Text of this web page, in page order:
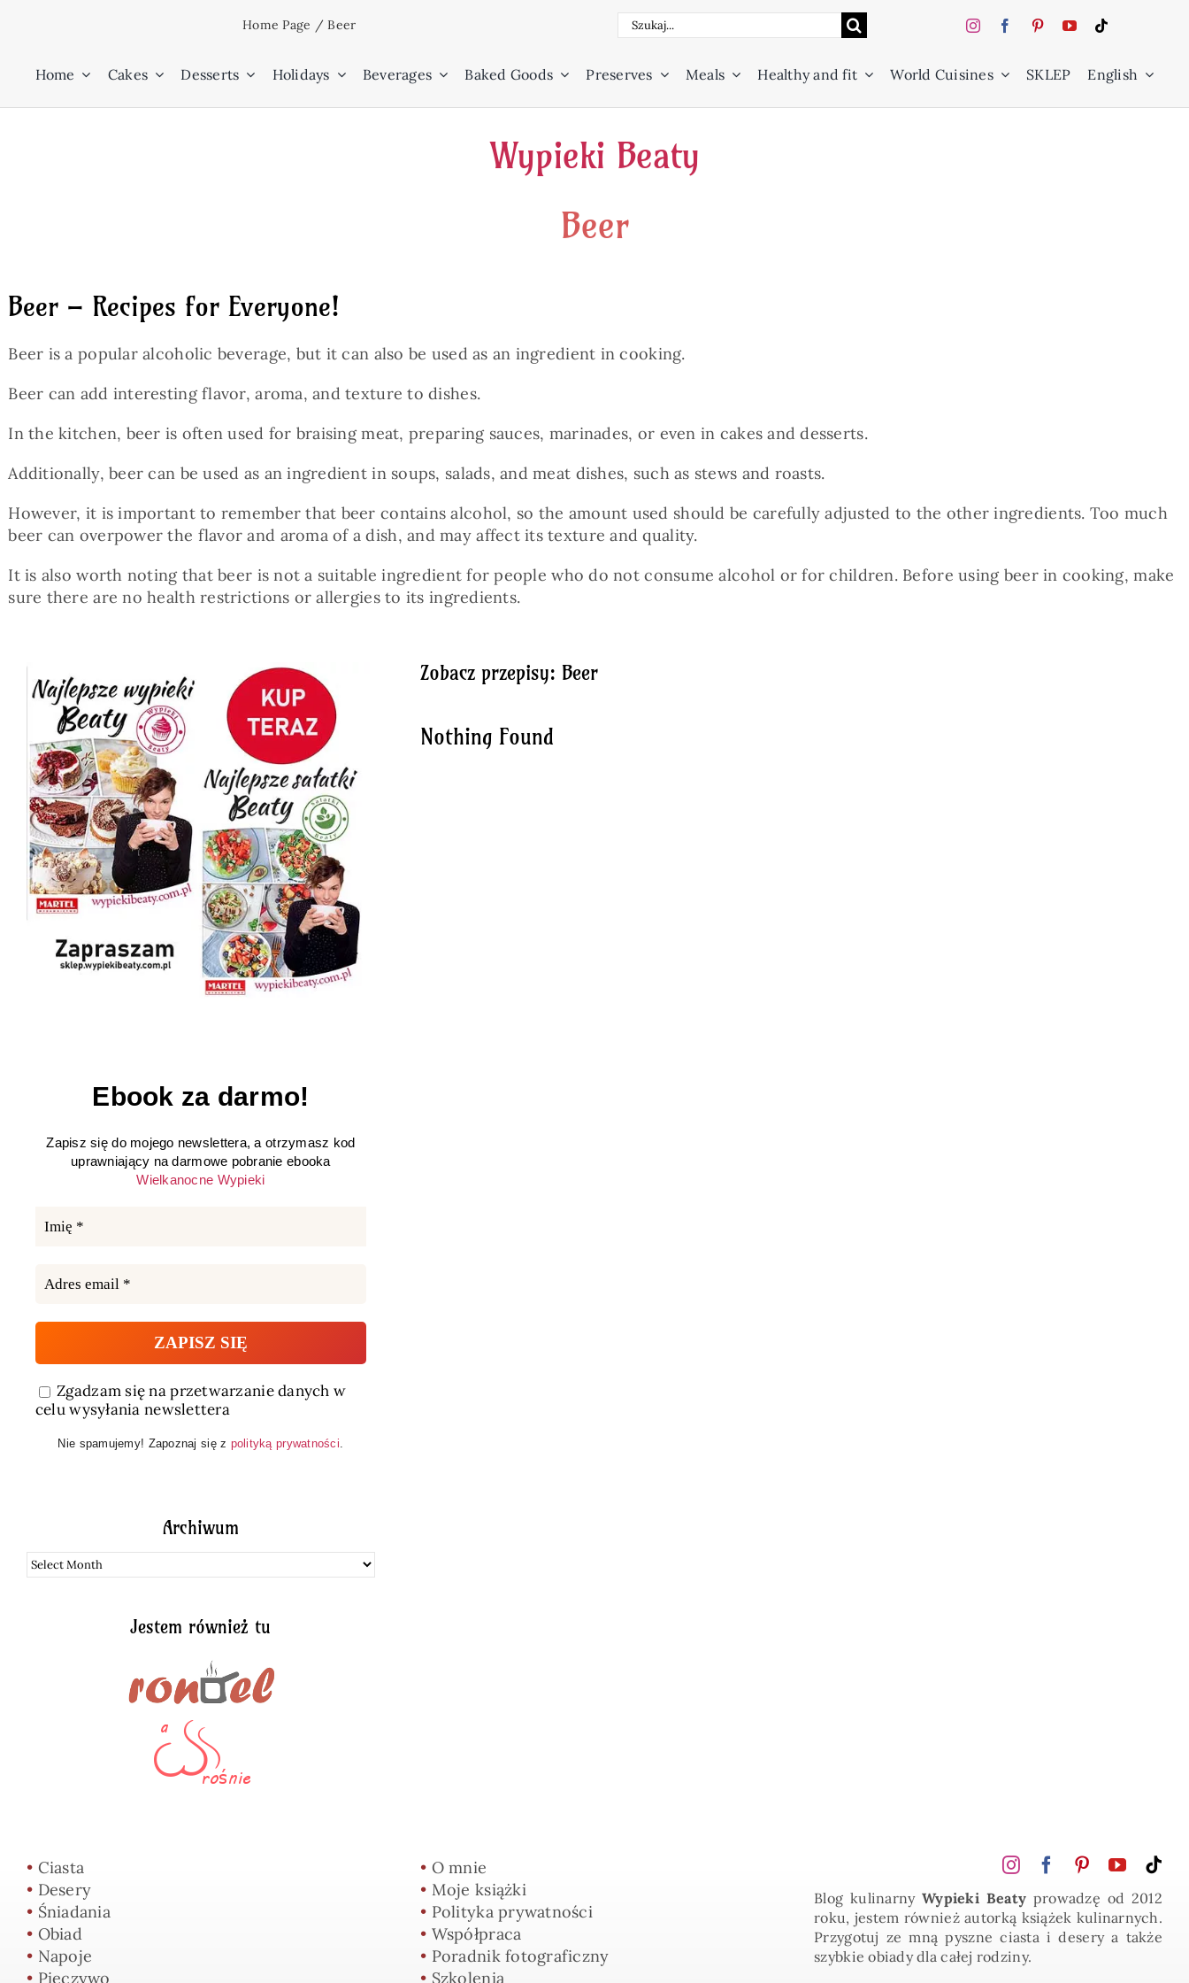
Home Page /Beer
Search
Home Cakes Desserts Holidays Beverages Baked Goods Preserves Meals Healthy and fit World Cuisines SKLEP English
Wypieki Beaty
Beer
Beer – Recipes for Everyone!
Beer is a popular alcoholic beverage, but it can also be used as an ingredient in cooking.
Beer can add interesting flavor, aroma, and texture to dishes.
In the kitchen, beer is often used for braising meat, preparing sauces, marinades, or even in cakes and desserts.
Additionally, beer can be used as an ingredient in soups, salads, and meat dishes, such as stews and roasts.
However, it is important to remember that beer contains alcohol, so the amount used should be carefully adjusted to the other ingredients. Too much
beer can overpower the flavor and aroma of a dish, and may affect its texture and quality.
It is also worth noting that beer is not a suitable ingredient for people who do not consume alcohol or for children. Before using beer in cooking, make
sure there are no health restrictions or allergies to its ingredients.
Ebook za darmo!
Zapisz się do mojego newslettera, a otrzymasz kod
uprawniający na darmowe pobranie ebooka
Wielkanocne Wypieki
Zgadzam się na przetwarzanie danych w
celu wysyłania newslettera
Nie spamujemy! Zapoznaj się z polityką prywatności.
Archiwum
Archiwum
Jestem również tu
Zobacz przepisy: Beer
Nothing Found
• Ciasta
• Desery
• Śniadania
• Obiad
• Napoje
• Pieczywo
• O mnie
• Moje książki
• Polityka prywatności
• Współpraca
• Poradnik fotograficzny
• Szkolenia
Blog kulinarnyWypieki Beaty prowadzę od 2012
roku, jestem również autorką książek kulinarnych.
Przygotuj ze mną pyszne ciasta i desery a także
szybkie obiady dla całej rodziny.